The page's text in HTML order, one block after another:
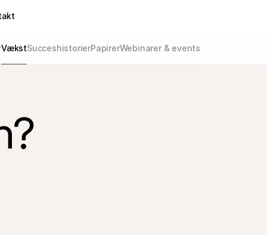
VækstSucceshistorierPapirerWebinarer & events